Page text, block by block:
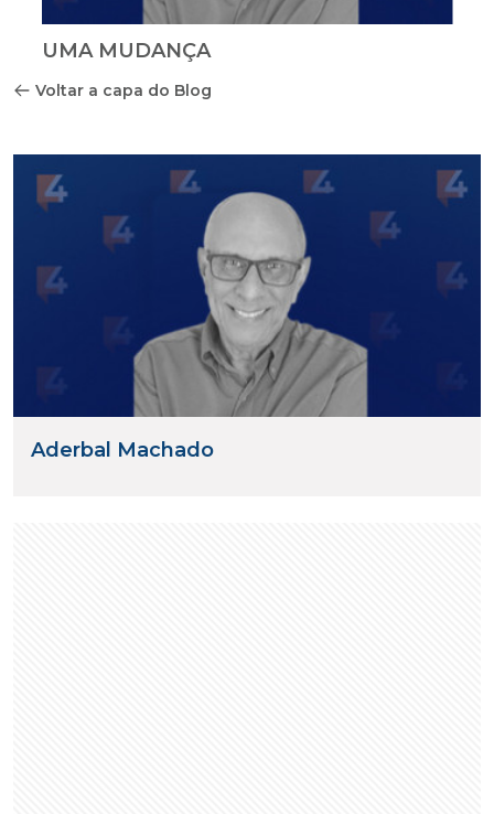
UMA MUDANÇA
Voltar a capa do Blog
Aderbal Machado